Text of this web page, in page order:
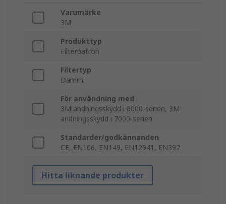
Varumärke
3M
Produkttyp
Filterpatron
Filtertyp
Damm
För användning med
3M andningsskydd i 6000-serien, 3M
andningsskydd i 7000-serien
Standarder/godkännanden
CE, EN166, EN149, EN12941, EN397
Hitta liknande produkter